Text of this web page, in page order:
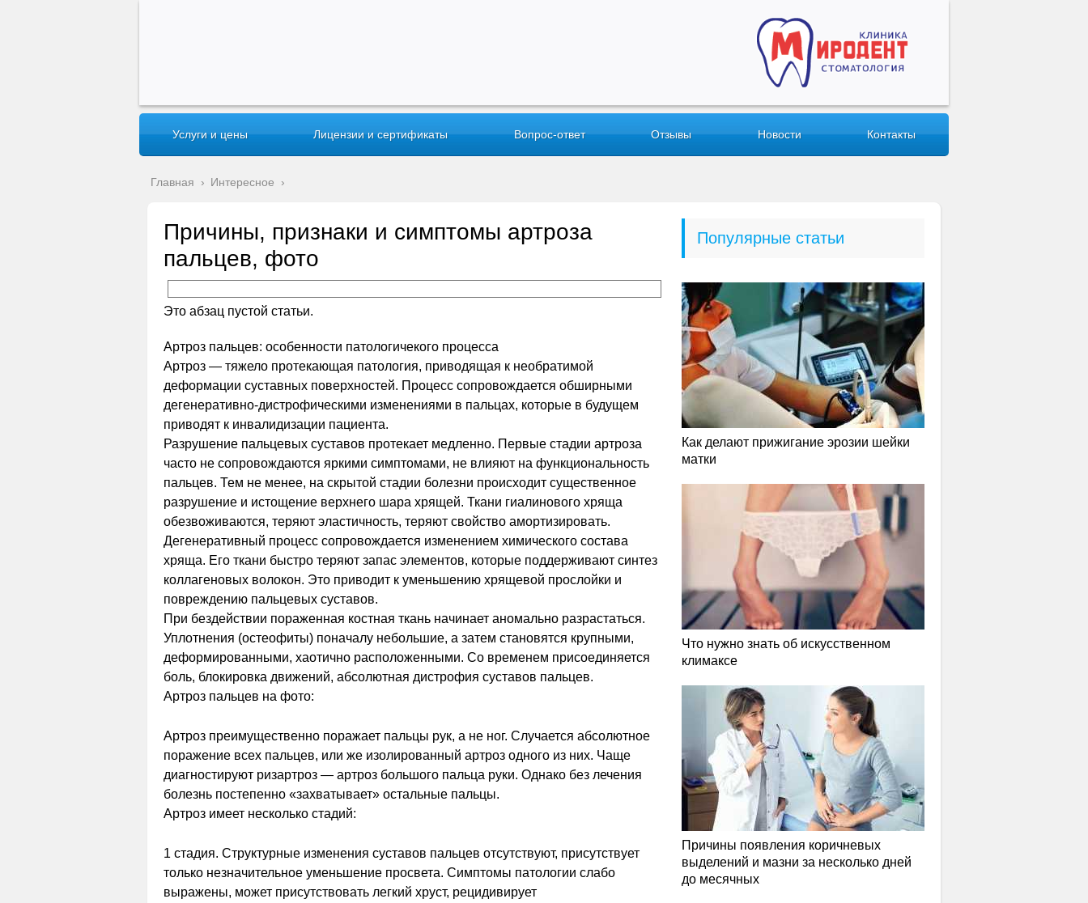
Услуги и цены Лицензии и сертификаты Вопрос-ответ Отзывы Новости Контакты
Главная › Интересное ›
Причины, признаки и симптомы артроза
пальцев, фото
Это абзац пустой статьи.
Артроз пальцев: особенности патологичекого процесса
Артроз — тяжело протекающая патология, приводящая к необратимой
деформации суставных поверхностей. Процесс сопровождается обширными
дегенеративно-дистрофическими изменениями в пальцах, которые в будущем
приводят к инвалидизации пациента.
Разрушение пальцевых суставов протекает медленно. Первые стадии артроза
часто не сопровождаются яркими симптомами, не влияют на функциональность
пальцев. Тем не менее, на скрытой стадии болезни происходит существенное
разрушение и истощение верхнего шара хрящей. Ткани гиалинового хряща
обезвоживаются, теряют эластичность, теряют свойство амортизировать.
Дегенеративный процесс сопровождается изменением химического состава
хряща. Его ткани быстро теряют запас элементов, которые поддерживают синтез
коллагеновых волокон. Это приводит к уменьшению хрящевой прослойки и
повреждению пальцевых суставов.
При бездействии пораженная костная ткань начинает аномально разрастаться.
Уплотнения (остеофиты) поначалу небольшие, а затем становятся крупными,
деформированными, хаотично расположенными. Со временем присоединяется
боль, блокировка движений, абсолютная дистрофия суставов пальцев.
Артроз пальцев на фото:
Артроз преимущественно поражает пальцы рук, а не ног. Случается абсолютное
поражение всех пальцев, или же изолированный артроз одного из них. Чаще
диагностируют ризартроз — артроз большого пальца руки. Однако без лечения
болезнь постепенно «захватывает» остальные пальцы.
Артроз имеет несколько стадий:
1 стадия. Структурные изменения суставов пальцев отсутствуют, присутствует
только незначительное уменьшение просвета. Симптомы патологии слабо
выражены, может присутствовать легкий хруст, рецидивирует
Популярные статьи
Как делают прижигание эрозии шейки
матки
Что нужно знать об искусственном
климаксе
Причины появления коричневых
выделений и мазни за несколько дней
до месячных